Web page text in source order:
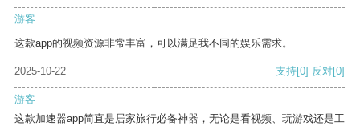
游客
这款app的视频资源非常丰富，可以满足我不同的娱乐需求。
2025-10-22 支持[0] 反对[0]
游客
这款加速器app简直是居家旅行必备神器，无论是看视频、玩游戏还是工